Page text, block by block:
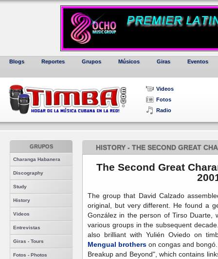
Blogs Reportes Grupos Músicos Giras Eventos
Videos
Fotos
Radio
GRUPOS
Charanga Habanera
Discography
Study
History
Videos
Entrevistas
Giras - Tours
Fotos - Photos
HISTORY - THE SECOND GREAT
The Second Great
The group that David Calzado
original, but very different. He found a
González in the person of Tirso Duarte,
various groups in the subsequent
also brilliant with Yulién Oviedo on
Mengual brothers on congas and
Breakup and Beyond", which contains